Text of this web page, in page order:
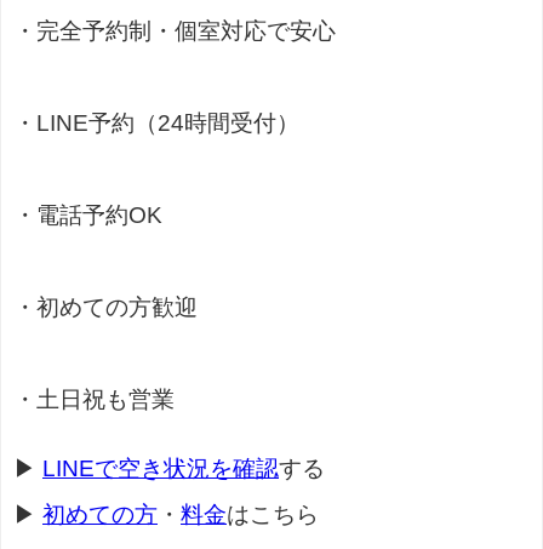
・完全予約制・個室対応で安心
・LINE予約（24時間受付）
・電話予約OK
・初めての方歓迎
・土日祝も営業
▶ LINEで空き状況を確認する
▶ 初めての方 ・ 料金はこちら